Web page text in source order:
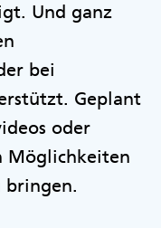
Und ganz
bei
Geplant
oder
Möglichkeiten
bringen.